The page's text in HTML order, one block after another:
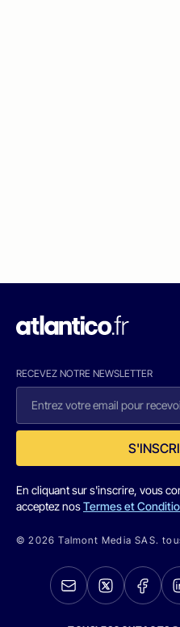
RECEVEZ NOTRE NEWSLETTER
En cliquant sur s'inscrire, vous
acceptez nosTermes et
© 2026 Talmont Media SAS.